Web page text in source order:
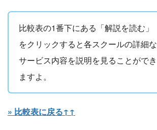
比較表の1番下にある「解説を読む」
をクリックすると各スクールの詳細な
サービス内容を説明を見ることができ
ますよ。
» 比較表に戻る↑↑